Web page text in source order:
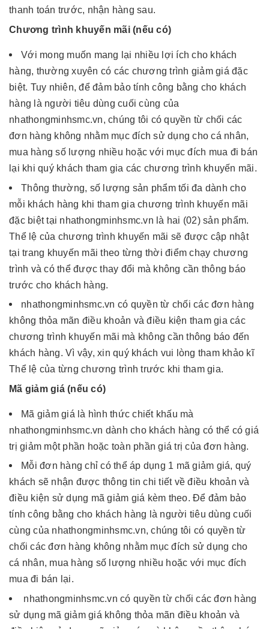
thanh toán trước, nhận hàng sau.
Chương trình khuyến mãi (nếu có)
Với mong muốn mang lại nhiều lợi ích cho khách
hàng, thường xuyên có các chương trình giảm giá đặc
biệt. Tuy nhiên, để đảm bảo tính công bằng cho khách
hàng là người tiêu dùng cuối cùng của
nhathongminhsmc.vn, chúng tôi có quyền từ chối các
đơn hàng không nhằm mục đích sử dụng cho cá nhân,
mua hàng số lượng nhiều hoặc với mục đích mua đi bán
lại khi quý khách tham gia các chương trình khuyến mãi.
Thông thường, số lượng sản phẩm tối đa dành cho
mỗi khách hàng khi tham gia chương trình khuyến mãi
đặc biệt tại nhathongminhsmc.vn là hai (02) sản phẩm.
Thể lệ của chương trình khuyến mãi sẽ được cập nhật
tại trang khuyến mãi theo từng thời điểm chạy chương
trình và có thể được thay đổi mà không cần thông báo
trước cho khách hàng.
nhathongminhsmc.vn có quyền từ chối các đơn hàng
không thỏa mãn điều khoản và điều kiện tham gia các
chương trình khuyến mãi mà không cần thông báo đến
khách hàng. Vì vậy, xin quý khách vui lòng tham khảo kĩ
Thể lệ của từng chương trình trước khi tham gia.
Mã giảm giá (nếu có)
Mã giảm giá là hình thức chiết khấu mà
nhathongminhsmc.vn dành cho khách hàng có thể có giá
trị giảm một phần hoặc toàn phần giá trị của đơn hàng.
Mỗi đơn hàng chỉ có thể áp dụng 1 mã giảm giá, quý
khách sẽ nhận được thông tin chi tiết về điều khoản và
điều kiện sử dụng mã giảm giá kèm theo. Để đảm bảo
tính công bằng cho khách hàng là người tiêu dùng cuối
cùng của nhathongminhsmc.vn, chúng tôi có quyền từ
chối các đơn hàng không nhằm mục đích sử dụng cho
cá nhân, mua hàng số lượng nhiều hoặc với mục đích
mua đi bán lại.
nhathongminhsmc.vn có quyền từ chối các đơn hàng
sử dụng mã giảm giá không thỏa mãn điều khoản và